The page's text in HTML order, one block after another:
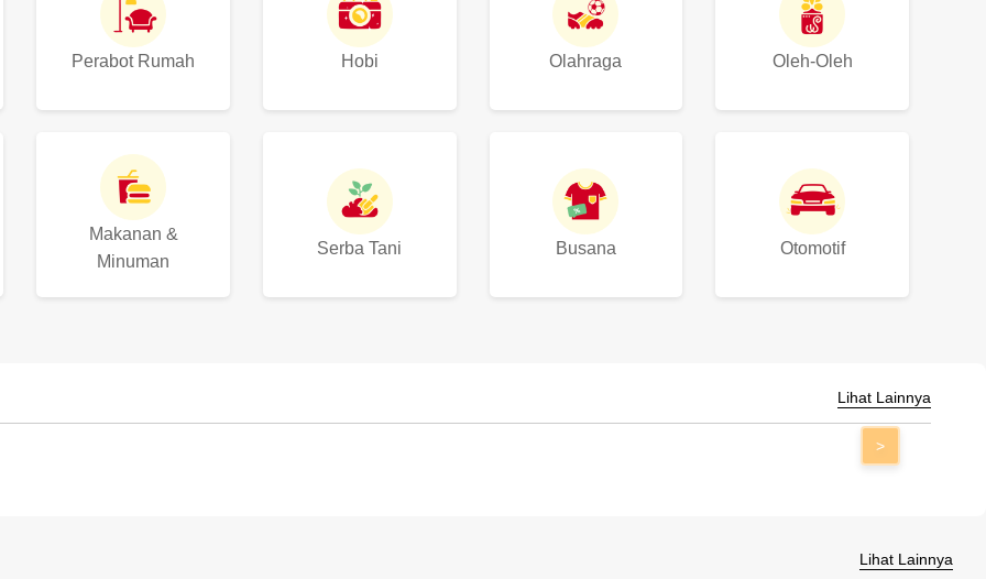
Perabot Rumah Hobi Olahraga Oleh-Oleh
Makanan &
Minuman
Serba Tani Busana Otomotif
Lihat Lainnya
>
Lihat Lainnya